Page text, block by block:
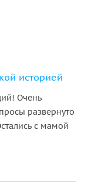
историей
Очень
развернуто
с мамой